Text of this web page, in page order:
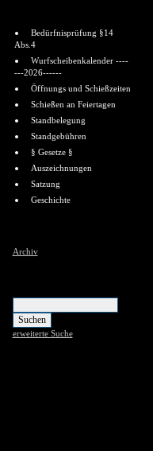
Bedürfnisprüfung §14
Abs.4
Wurfscheibenkalender ----
---2026------
Öffnungs und Schießzeiten
Schießen an Feiertagen
Standbelegung
Standgebühren
§ Gesetze §
Auszeichnungen
Satzung
Geschichte
Archiv
erweiterte Suche